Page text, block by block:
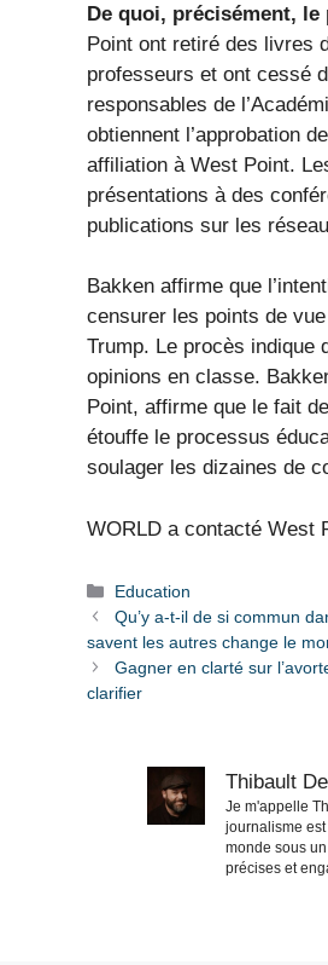
De quoi, précisément,
Point ont retiré des livres
professeurs et ont cessé
responsables de
obtiennent l’approbation
affiliation à West Point.
présentations à des
publications sur les
Bakken affirme que
censurer les points de
Trump. Le procès indique
opinions en classe.
Point, affirme que le fait
étouffe le processus
soulager les dizaines de
WORLD a contacté West
Catégories
Education
Qu’y a-t-il de si commun
savent les autres change le
Gagner en clarté sur
clarifier
Thibault
Je m'appelle
journalisme
monde sous
précises et